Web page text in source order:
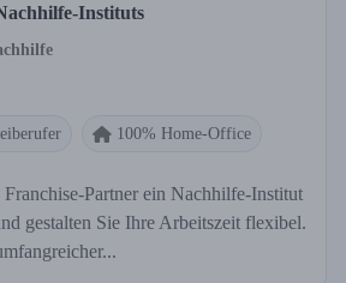
Instituts
100% Home-Office
Partner ein Nachhilfe-Institut
gestalten Sie Ihre Arbeitszeit flexibel.